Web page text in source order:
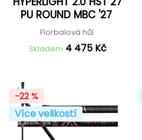
PU ROUND MBC '27
Florbalová hůl
Skladem 4 475 Kč
-22 %
Více velikostí